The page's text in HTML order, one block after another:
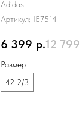
Adidas
Артикул: IE7514
6 399 р.12
Размер
42 2/3